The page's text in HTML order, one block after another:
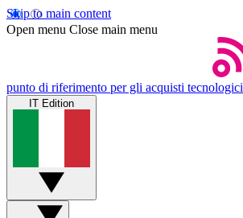
Skip to main content
Open menu Close main menu
punto di riferimento per gli acquisti tecnologici
IT Edition